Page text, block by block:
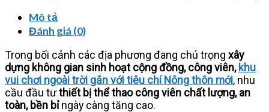
Mô tả
Đánh giá (0)
Trong bối cảnh các địa phương đang chú trọng xây
dựng không gian sinh hoạt cộng đồng, công viên,khu
vui chơi ngoài trời gắn với tiêu chí Nông thôn mới, nhu
cầu đầu tưthiết bị thể thao công viên chất lượng, an
toàn, bền bỉngày càng tăng cao.